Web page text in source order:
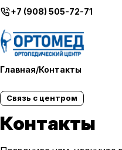
Перейти к содержимому
+7 (908) 505-72-71
Главная/Контакты
Связь с центром
Контакты